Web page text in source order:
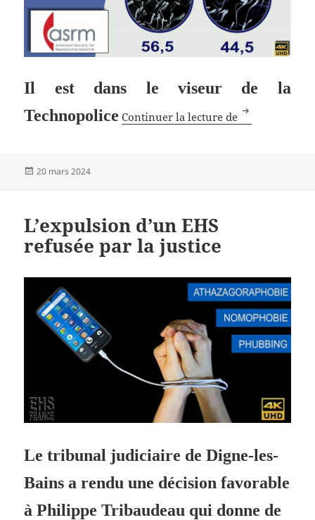
Il est dans le viseur de la
Technopolice Continuer la lecture de
L’activisme
Publié
20 mars 2024
L’expulsion d’un EHS
refusée par la justice
Le tribunal judiciaire de Digne-les-
Bains a rendu une décision favorable
à Philippe Tribaudeau qui donne de